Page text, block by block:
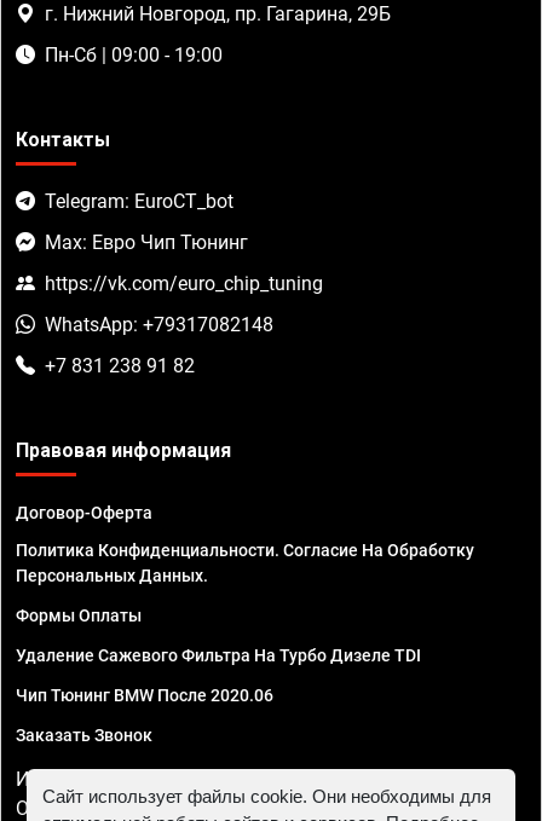
г. Нижний Новгород, пр. Гагарина, 29Б
Пн-Сб | 09:00 - 19:00
Контакты
Telegram: EuroCT_bot
Max: Евро Чип Тюнинг
https://vk.com/euro_chip_tuning
WhatsApp: +79317082148
+7 831 238 91 82
Правовая информация
Договор-Оферта
Политика Конфиденциальности. Согласие На Обработку
Персональных Данных.
Формы Оплаты
Удаление Сажевого Фильтра На Турбо Дизеле TDI
Чип Тюнинг BMW После 2020.06
Заказать Звонок
ИП Смирнов Георгий Павлович. ИНН 781302555843,
ОГРНИП 324470400032610
Сайт использует файлы cookie. Они необходимы для